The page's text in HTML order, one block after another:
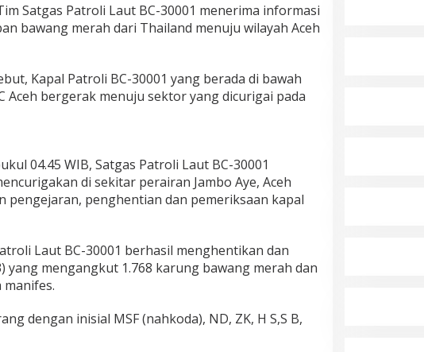
Satgas Patroli Laut BC-30001 menerima informasi
bawang merah dari Thailand menuju wilayah Aceh
Kapal Patroli BC-30001 yang berada di bawah
Aceh bergerak menuju sektor yang dicurigai pada
04.45 WIB, Satgas Patroli Laut BC-30001
di sekitar perairan Jambo Aye, Aceh
pengejaran, penghentian dan pemeriksaan kapal
Laut BC-30001 berhasil menghentikan dan
yang mengangkut 1.768 karung bawang merah dan
dengan inisial MSF (nahkoda), ND, ZK, H S,S B,